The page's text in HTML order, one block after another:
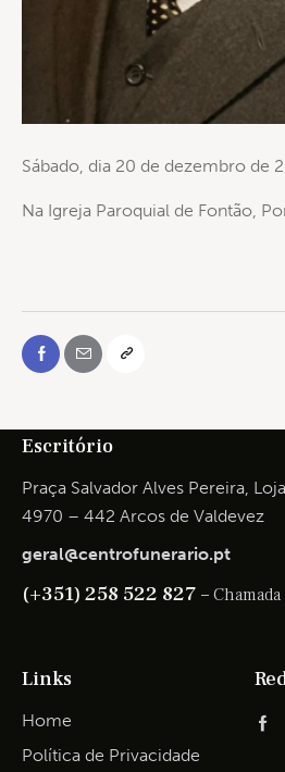
Sábado, dia 20 de dezembro de
Na Igreja Paroquial de Fontão,
Escritório
Praça Salvador Alves Pereira,
4970 – 442 Arcos de Valdevez
geral@centrofunerario.pt
(+351) 258 522 827 –
Links
Home
Política de Privacidade